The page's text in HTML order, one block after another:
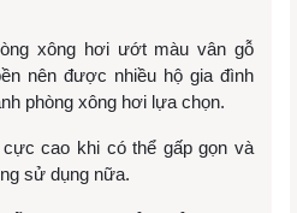
xông hơi ướt màu vân gỗ
nên được nhiều hộ gia đình
phòng xông hơi lựa chọn.
cao khi có thể gấp gọn và
sử dụng nữa.